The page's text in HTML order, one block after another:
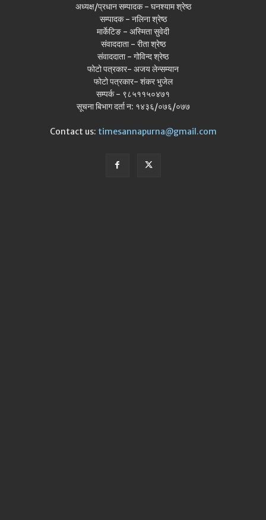
अध्यक्ष/प्रधान सम्पादक - घनश्याम श्रेष्ठ
सम्पादक - नलिना श्रेष्ठ
मार्केटिङ - अस्मिता सुवेदी
संवाददाता - रीता श्रेष्ठ
संवाददाता - गोविन्द श्रेष्ठ
फोटो पत्रकार- अजय लेन्सम्यान
फोटो पत्रकार- शंकर भुजेल
सम्पर्क - ९८५११५०४७१
सूचना बिभाग दर्ता न: १४३६/०७६/०७७
Contact us: timesannapurna@gmail.com